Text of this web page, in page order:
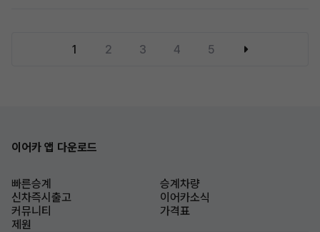
1 2 3 4 5
이어카 앱 다운로드
빠른승계
승계차량
신차즉시출고
이어카소식
커뮤니티
가격표
제원